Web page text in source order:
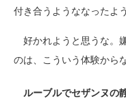
付き合うようななったよ
好かれようと思うな。
のは、こういう体験から
ルーブルでセザンヌの